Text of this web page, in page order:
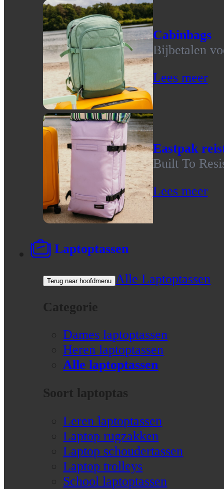
Cabinbags
Bijbetalen
Lees meer
Eastpak
Built To
Lees meer
Laptoptassen
Terug naar hoofdmenu Alle Laptoptassen
Categorie
Dames laptoptassen
Heren laptoptassen
Alle laptoptassen
Soort laptoptas
Leren laptoptassen
Laptop rugzakken
Laptop schoudertassen
Laptop trolleys
School laptoptassen